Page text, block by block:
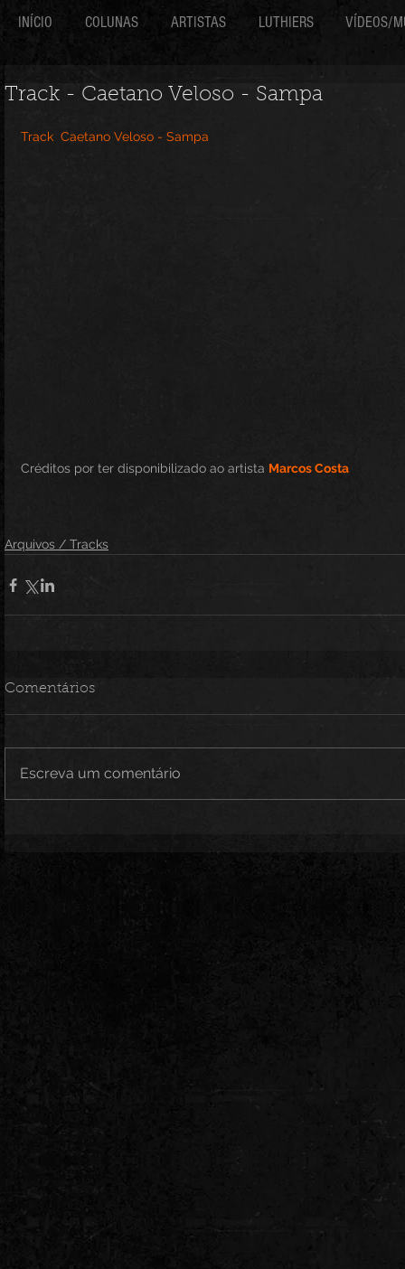
INÍCIO COLUNAS ARTISTAS LUTHIERS VÍDEOS/
Track - Caetano Veloso - Sampa
Track  Caetano Veloso - Sampa
Créditos por ter disponibilizado ao artista Marcos Costa
Arquivos / Tracks
Comentários
Escreva um comentário